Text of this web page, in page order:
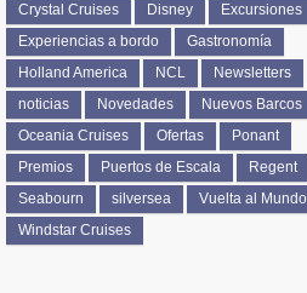
Crystal Cruises
Disney
Excursiones
Experiencias a bordo
Gastronomía
Holland America
NCL
Newsletters
noticias
Novedades
Nuevos Barcos
Oceania Cruises
Ofertas
Ponant
Premios
Puertos de Escala
Regent
Seabourn
silversea
Vuelta al Mundo
Windstar Cruises